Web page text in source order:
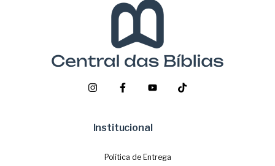
Institucional
Política de Entrega